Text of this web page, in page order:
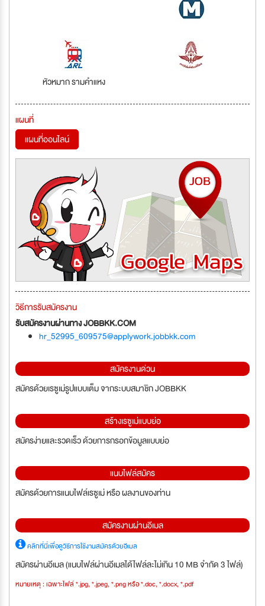
หัวหมาก รามคำแหง
แผนที่
แผนที่ออนไลน์
วิธีการรับสมัครงาน
รับสมัครงานผ่านทาง JOBBKK.COM
hr_52995_609575@applywork.jobbkk.com
สมัครงานด่วน
สมัครด้วยเรซูเม่รูปแบบเต็ม จากระบบสมาชิก JOBBKK
สร้างเรซูเม่แบบย่อ
สมัครง่ายและรวดเร็ว ด้วยการกรอกข้อมูลแบบย่อ
แนบไฟล์สมัคร
สมัครด้วยการแนบไฟล์เรซูเม่ หรือ ผลงานของท่าน
สมัครงานผ่านอีเมล
คลิกที่นี่เพื่อดูวิธีการใช้งานสมัครด้วยอีเมล
สมัครผ่านอีเมล (แนบไฟล์ผ่านอีเมลได้ไฟล์ละไม่เกิน 10 MB จำกัด 3 ไฟล์)
หมายเหตุ : เฉพาะไฟล์ *.jpg, *.jpeg, *.png หรือ *.doc, *.docx, *.pdf